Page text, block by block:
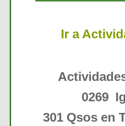
Ir a
0269
301 Qsos en